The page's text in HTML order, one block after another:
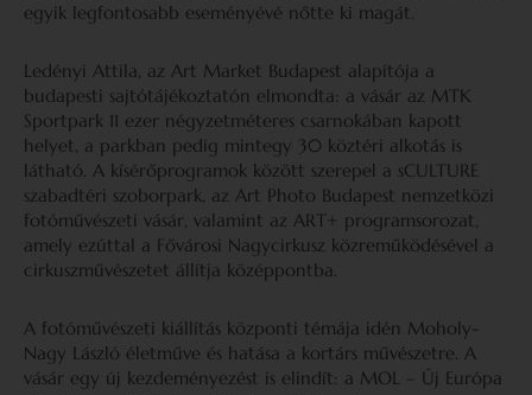
egyik legfontosabb eseményévé nőtte ki magát.
Ledényi Attila, az Art Market Budapest alapítója a
budapesti sajtótájékoztatón elmondta: a vásár az MTK
Sportpark 11 ezer négyzetméteres csarnokában kapott
helyet, a parkban pedig mintegy 30 köztéri alkotás is
látható. A kísérőprogramok között szerepel a sCULTURE
szabadtéri szoborpark, az Art Photo Budapest nemzetközi
fotóművészeti vásár, valamint az ART+ programsorozat,
amely ezúttal a Fővárosi Nagycirkusz közreműködésével a
cirkuszművészetet állítja középpontba.
A fotóművészeti kiállítás központi témája idén Moholy-
Nagy László életműve és hatása a kortárs művészetre. A
vásár egy új kezdeményezést is elindít: a MOL – Új Európa